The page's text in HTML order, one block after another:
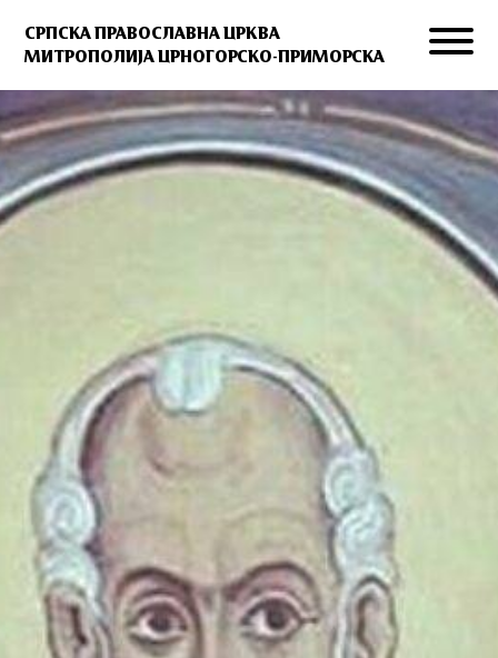
СРПСКА ПРАВОСЛАВНА ЦРКВА
МИТРОПОЛИЈА ЦРНОГОРСКО-ПРИМОРСКА